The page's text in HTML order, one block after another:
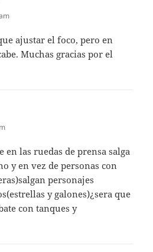
ajustar el foco, pero en
Muchas gracias por el
en las ruedas de prensa salga
y en vez de personas con
personajes
y galones)¿sera que
con tanques y